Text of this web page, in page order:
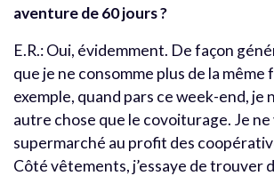
aventure de 60 jours ?
E.R.: Oui, évidemment. De façon
que je ne consomme plus de la même
exemple, quand pars ce week-end, je
autre chose que le covoiturage. Je ne
supermarché au profit des
Côté vêtements, j’essaye de trouver